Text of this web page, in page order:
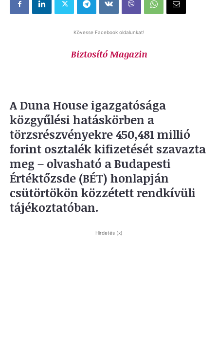
Kövesse Facebook oldalunkat!
Biztosító Magazin
A Duna House igazgatósága
közgyűlési hatáskörben a
törzsrészvényekre 450,481 millió
forint osztalék kifizetését szavazta
meg – olvasható a Budapesti
Értéktőzsde (BÉT) honlapján
csütörtökön közzétett rendkívüli
tájékoztatóban.
Hirdetés (x)